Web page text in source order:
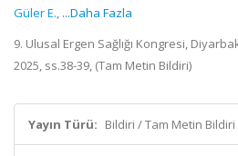
Güler E., ...Daha Fazla
9. Ulusal Ergen Sağlığı Kongresi,
2025, ss.38-39, (Tam Metin Bildiri)
Yayın Türü: Bildiri / Tam Metin Bildiri